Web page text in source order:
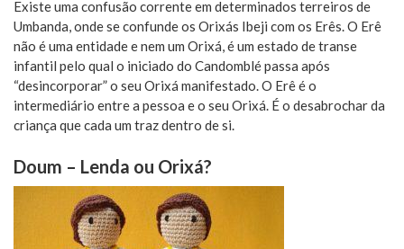
Existe uma confusão corrente em determinados terreiros de
Umbanda, onde se confunde os Orixás Ibeji com os Erês. O Erê
não é uma entidade e nem um Orixá, é um estado de transe
infantil pelo qual o iniciado do Candomblé passa após
“desincorporar” o seu Orixá manifestado. O Erê é o
intermediário entre a pessoa e o seu Orixá. É o desabrochar da
criança que cada um traz dentro de si.
Doum – Lenda ou Orixá?